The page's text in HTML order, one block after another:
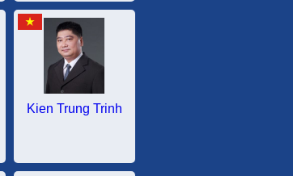
Kien Trung Trinh